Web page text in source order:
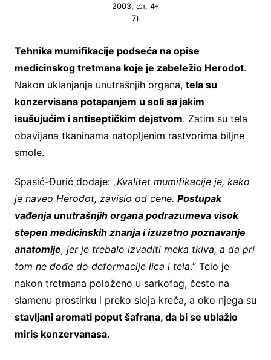
2003, сл. 4-
7)
Tehnika mumifikacije podseća na opise
medicinskog tretmana koje je zabeležio Herodot.
Nakon uklanjanja unutrašnjih organa, tela su
konzervisana potapanjem u soli sa jakim
isušujućim i antiseptičkim dejstvom. Zatim su tela
obavijana tkaninama natopljenim rastvorima biljne
smole.
Spasić-Đurić dodaje: „Kvalitet mumifikacije je, kako
je naveo Herodot, zavisio od cene. Postupak
vađenja unutrašnjih organa podrazumeva visok
stepen medicinskih znanja i izuzetno poznavanje
anatomije, jer je trebalo izvaditi meka tkiva, a da pri
tom ne dođe do deformacije lica i tela.“ Telo je
nakon tretmana položeno u sarkofag, često na
slamenu prostirku i preko sloja kreča, a oko njega su
stavljani aromati poput šafrana, da bi se ublažio
miris konzervanasa.